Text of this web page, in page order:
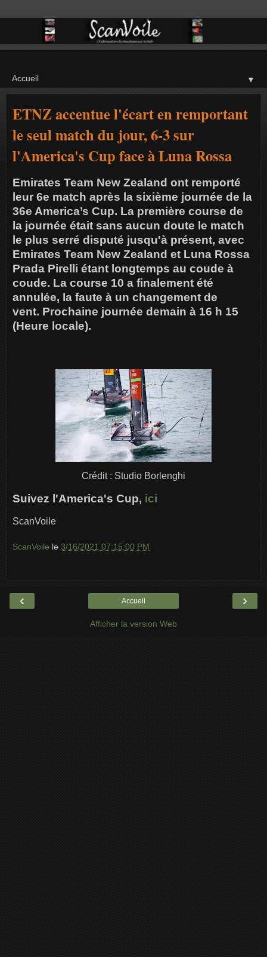
▼
ETNZ accentue l'écart en remportant
le seul match du jour, 6-3 sur
l'America's Cup face à Luna Rossa
Emirates Team New Zealand ont remporté
leur 6e match après la sixième journée de la
36e America’s Cup. La première course de
la journée était sans aucun doute le match
le plus serré disputé jusqu'à présent, avec
Emirates Team New Zealand et Luna Rossa
Prada Pirelli étant longtemps au coude à
coude. La course 10 a finalement été
annulée, la faute à un changement de
vent. Prochaine journée demain à 16 h 15
(Heure locale).
Crédit : Studio Borlenghi
Suivez l'America's Cup, ici
ScanVoile
ScanVoile le 3/16/2021 07:15:00 PM
‹ ›
Accueil
Afficher la version Web